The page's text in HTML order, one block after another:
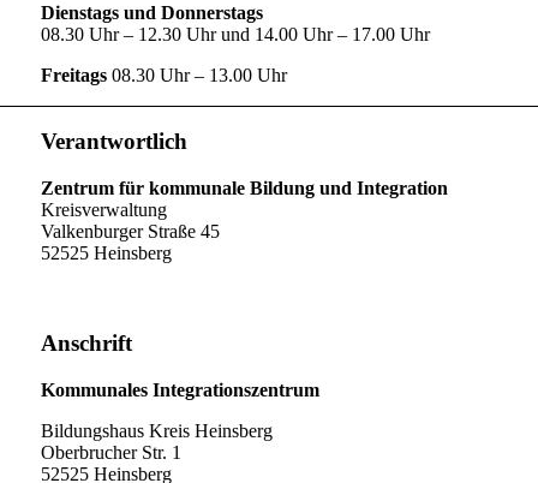
Dienstags und Donnerstags
08.30 Uhr – 12.30 Uhr und 14.00 Uhr – 17.00 Uhr
Freitags08.30 Uhr – 13.00 Uhr
Verantwortlich
Zentrum für kommunale Bildung und Integration
Kreisverwaltung
Valkenburger Straße 45
52525 Heinsberg
Anschrift
Kommunales Integrationszentrum
Bildungshaus Kreis Heinsberg
Oberbrucher Str. 1
52525 Heinsberg